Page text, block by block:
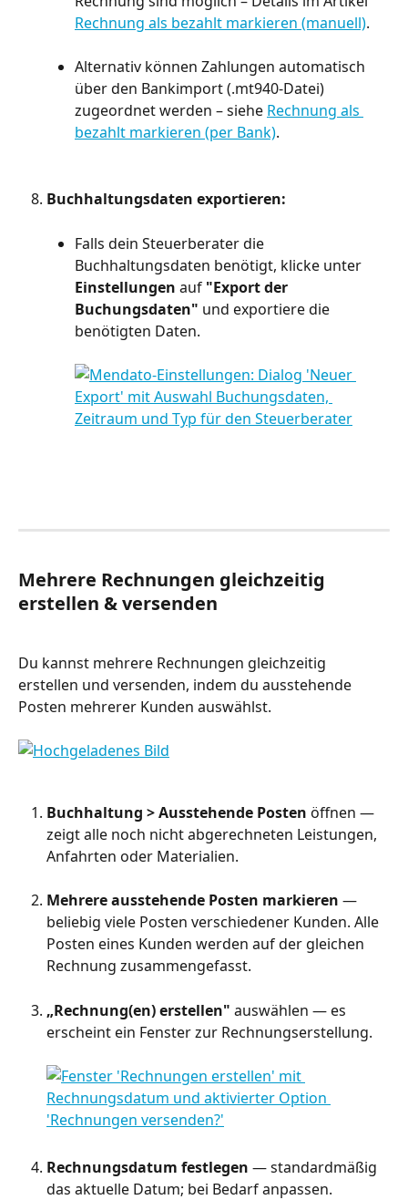
Rechnung als bezahlt markieren (manuell).
Alternativ können Zahlungen automatisch
über den Bankimport (.mt940-Datei)
zugeordnet werden – siehe Rechnung als
bezahlt markieren (per Bank).
Buchhaltungsdaten exportieren:
Falls dein Steuerberater die
Buchhaltungsdaten benötigt, klicke unter
Einstellungen auf "Export der
Buchungsdaten" und exportiere die
benötigten Daten.
Mehrere Rechnungen gleichzeitig
erstellen & versenden
Du kannst mehrere Rechnungen gleichzeitig
erstellen und versenden, indem du ausstehende
Posten mehrerer Kunden auswählst.
Buchhaltung > Ausstehende Posten öffnen —
zeigt alle noch nicht abgerechneten Leistungen,
Anfahrten oder Materialien.
Mehrere ausstehende Posten markieren —
beliebig viele Posten verschiedener Kunden. Alle
Posten eines Kunden werden auf der gleichen
Rechnung zusammengefasst.
„Rechnung(en) erstellen" auswählen — es
erscheint ein Fenster zur Rechnungserstellung.
Rechnungsdatum festlegen — standardmäßig
das aktuelle Datum; bei Bedarf anpassen.